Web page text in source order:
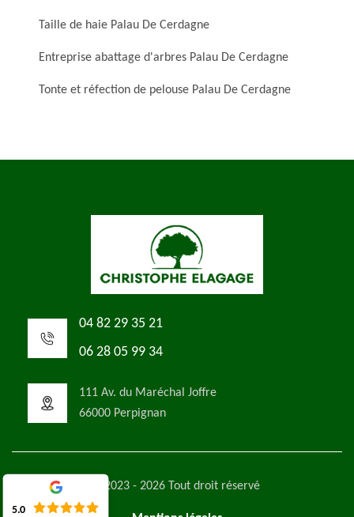
Taille de haie Palau De Cerdagne
Entreprise abattage d'arbres Palau De Cerdagne
Tonte et réfection de pelouse Palau De Cerdagne
04 82 29 35 21
06 28 05 99 34
111 Av. du Maréchal Joffre
66000 Perpignan
©2023 - 2026 Tout droit réservé
5.0